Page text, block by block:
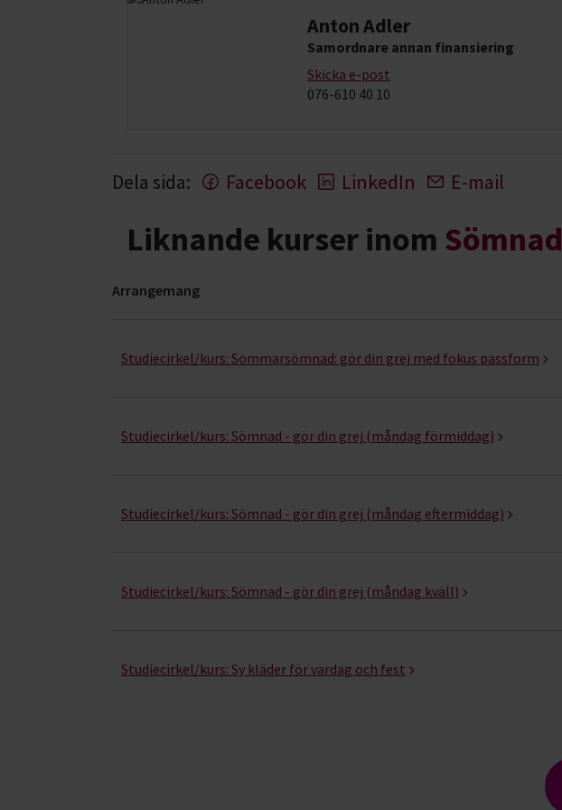
Anton Adler
Samordnare annan finansiering
Skicka e-post
076-610 40 10
Dela sida: Facebook LinkedIn E-mail
Liknande kurser inom Sömnad
Arrangemang
Studiecirkel/kurs: Sommarsömnad: gör din grej med fokus passform
Studiecirkel/kurs: Sömnad - gör din grej (måndag förmiddag)
Studiecirkel/kurs: Sömnad - gör din grej (måndag eftermiddag)
Studiecirkel/kurs: Sömnad - gör din grej (måndag kväll)
Studiecirkel/kurs: Sy kläder för vardag och fest